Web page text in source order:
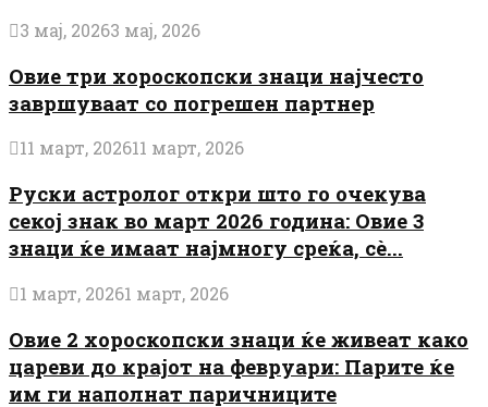
3 мај, 20263 мај, 2026
Овие три хороскопски знаци најчесто
завршуваат со погрешен партнер
11 март, 202611 март, 2026
Руски астролог откри што го очекува
секој знак во март 2026 година: Овие 3
знаци ќе имаат најмногу среќа, сè...
1 март, 20261 март, 2026
Овие 2 хороскопски знаци ќе живеат како
цареви до крајот на февруари: Парите ќе
им ги наполнат паричниците